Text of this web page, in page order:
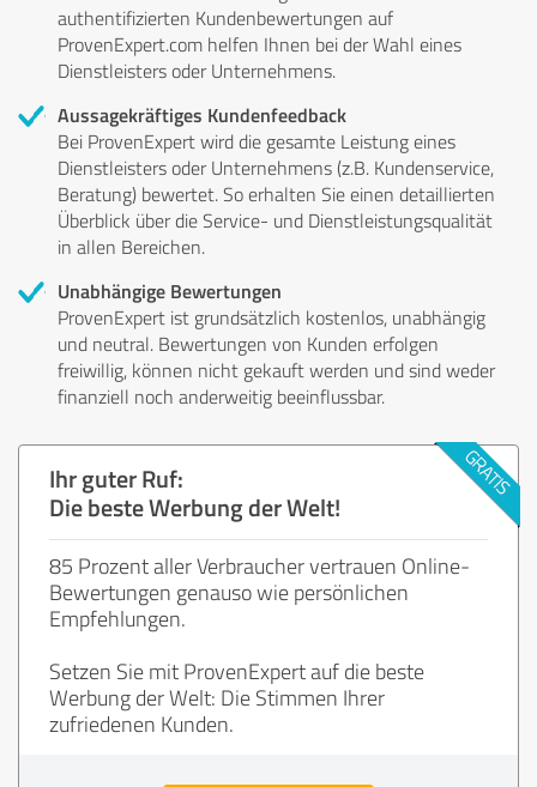
authentifizierten Kundenbewertungen auf
ProvenExpert.com helfen Ihnen bei der Wahl eines
Dienstleisters oder Unternehmens.
Aussagekräftiges Kundenfeedback
Bei ProvenExpert wird die gesamte Leistung eines
Dienstleisters oder Unternehmens (z.B. Kundenservice,
Beratung) bewertet. So erhalten Sie einen detaillierten
Überblick über die Service- und Dienstleistungsqualität
in allen Bereichen.
Unabhängige Bewertungen
ProvenExpert ist grundsätzlich kostenlos, unabhängig
und neutral. Bewertungen von Kunden erfolgen
freiwillig, können nicht gekauft werden und sind weder
finanziell noch anderweitig beeinflussbar.
Ihr guter Ruf:
Die beste Werbung der Welt!
85 Prozent aller Verbraucher vertrauen Online-
Bewertungen genauso wie persönlichen
Empfehlungen.
Setzen Sie mit ProvenExpert auf die beste
Werbung der Welt: Die Stimmen Ihrer
zufriedenen Kunden.